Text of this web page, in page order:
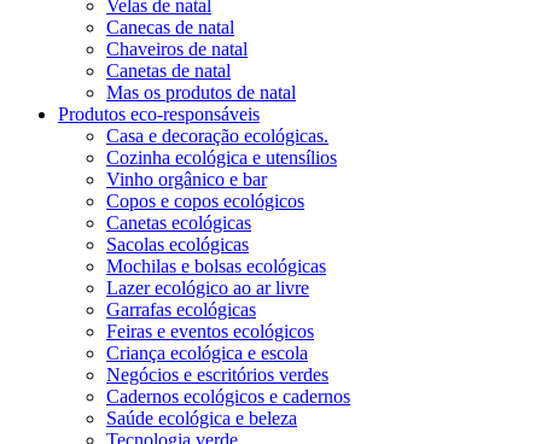
Velas de natal
Canecas de natal
Chaveiros de natal
Canetas de natal
Mas os produtos de natal
Produtos eco-responsáveis
Casa e decoração ecológicas.
Cozinha ecológica e utensílios
Vinho orgânico e bar
Copos e copos ecológicos
Canetas ecológicas
Sacolas ecológicas
Mochilas e bolsas ecológicas
Lazer ecológico ao ar livre
Garrafas ecológicas
Feiras e eventos ecológicos
Criança ecológica e escola
Negócios e escritórios verdes
Cadernos ecológicos e cadernos
Saúde ecológica e beleza
Tecnologia verde